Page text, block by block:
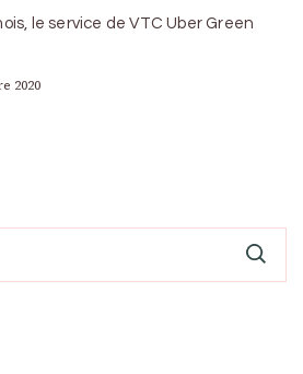
le service de VTC Uber Green
2020